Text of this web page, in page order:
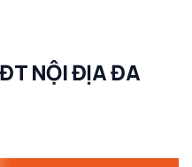
NỘI ĐỊA ĐA